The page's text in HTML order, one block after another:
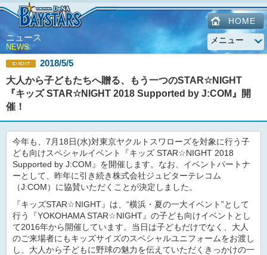
HOME
ニュース
NEWS
2018/5/5
大人から子どもたちへ贈る、もう一つのSTAR☆NIGHT
『キッズ STAR☆NIGHT 2018 Supported by J:COM』開
催！
今年も、7月18日(水)対東京ヤクルトスワローズを対象に行う子
ども向けスペシャルイベント『キッズ STAR☆NIGHT 2018
Supported by J:COM』を開催します。なお、イベントパートナ
ーとして、昨年に引き続き株式会社ジュピターテレコム
（J:COM）に協賛いただくことが決定しました。
『キッズSTAR☆NIGHT』は、“横浜・夏の一大イベント”として
行う『YOKOHAMA STAR☆NIGHT』の子ども向けイベントとし
て2016年から開催しています。当日は子どもだけでなく、大人
のご来場者にもキッズサイズのスペシャルユニフォームをお渡し
し、大人から子どもに野球の魅力を伝えていただくきっかけの一